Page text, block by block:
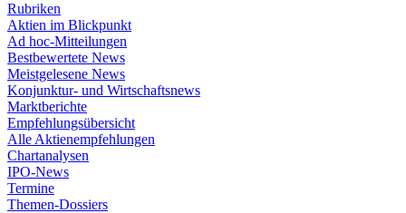
Rubriken
Aktien im Blickpunkt
Ad hoc-Mitteilungen
Bestbewertete News
Meistgelesene News
Konjunktur- und Wirtschaftsnews
Marktberichte
Empfehlungsübersicht
Alle Aktienempfehlungen
Chartanalysen
IPO-News
Termine
Themen-Dossiers